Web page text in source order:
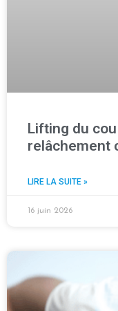
Lifting du
relâchement
LIRE LA SUITE »
16 juin 2026